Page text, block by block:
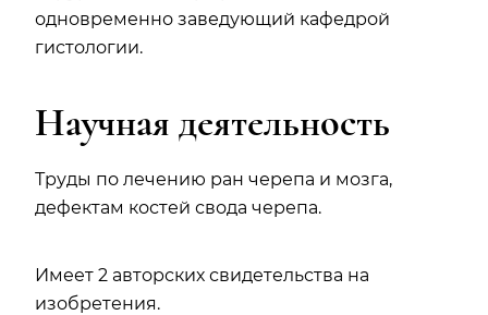
одновременно заведующий кафедрой
гистологии.
Научная деятельность
Труды по лечению ран черепа и мозга,
дефектам костей свода черепа.
Имеет 2 авторских свидетельства на
изобретения.